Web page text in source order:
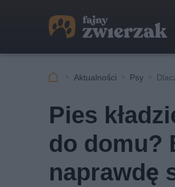
Aktualności Psy
Pies
do domu?
naprawdę